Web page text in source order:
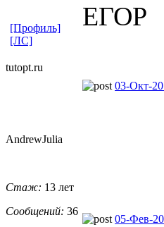
ЕГОР
[Профиль]
[ЛС]
tutopt.ru
03-Окт-
AndrewJulia
Стаж: 13 лет
Сообщений: 36
05-Фев-